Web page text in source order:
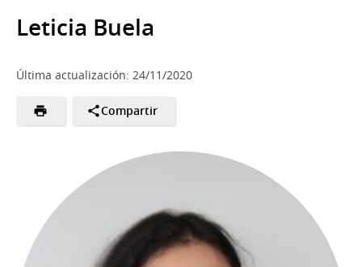
Leticia Buela
Última actualización: 24/11/2020
Compartir